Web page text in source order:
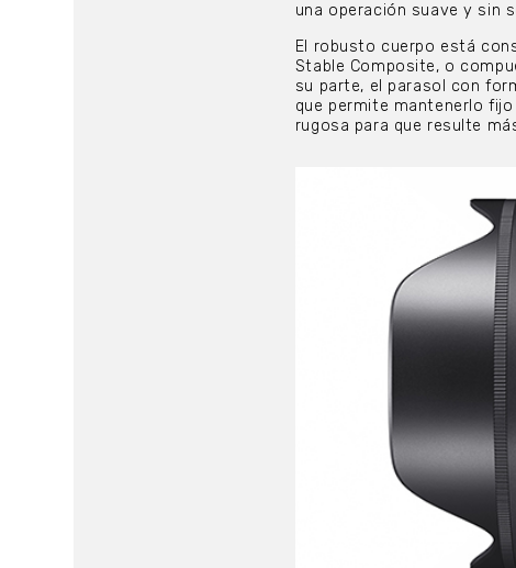
una operación suave y sin
El robusto cuerpo está
Stable Composite, o
su parte, el parasol con
que permite mantenerlo
rugosa para que resulte